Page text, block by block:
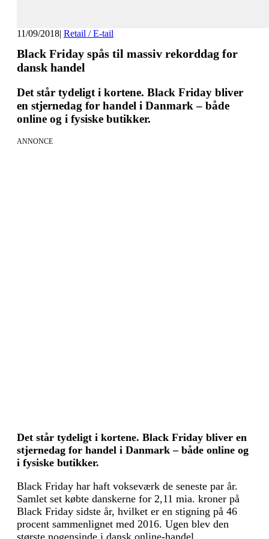
11/09/2018| Retail / E-tail
Black Friday spås til massiv rekorddag for
dansk handel
Det står tydeligt i kortene. Black Friday bliver
en stjernedag for handel i Danmark – både
online og i fysiske butikker.
ANNONCE
Det står tydeligt i kortene. Black Friday bliver en
stjernedag for handel i Danmark – både online og
i fysiske butikker.
Black Friday har haft vokseværk de seneste par år.
Samlet set købte danskerne for 2,11 mia. kroner på
Black Friday sidste år, hvilket er en stigning på 46
procent sammenlignet med 2016. Ugen blev den
største nogensinde i dansk online-handel.